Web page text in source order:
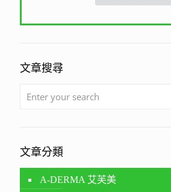
文章搜尋
文章分類
A-DERMA 艾芙美